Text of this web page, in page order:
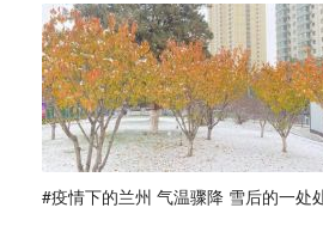
#疫情下的兰州 气温骤降 雪后的一处